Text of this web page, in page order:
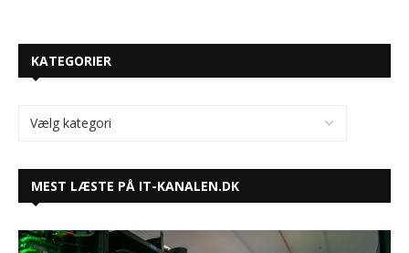
KATEGORIER
MEST LÆSTE PÅ IT-KANALEN.DK